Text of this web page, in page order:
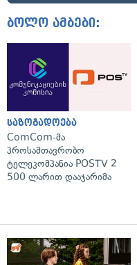
ბოლო ამბები:
საზოგადოება
ComCom-მა
პროსამთავრობო
ტელეკომპანია POSTV 2
500 ლარით დააჯარიმა